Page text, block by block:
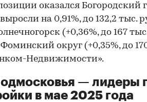
оказался Богородский
на 0,91%, до 132,2 тыс.
(+0,36%, до 167
округ (+0,35%, до
Недвижимости».
— лидеры
в мае 2025 года